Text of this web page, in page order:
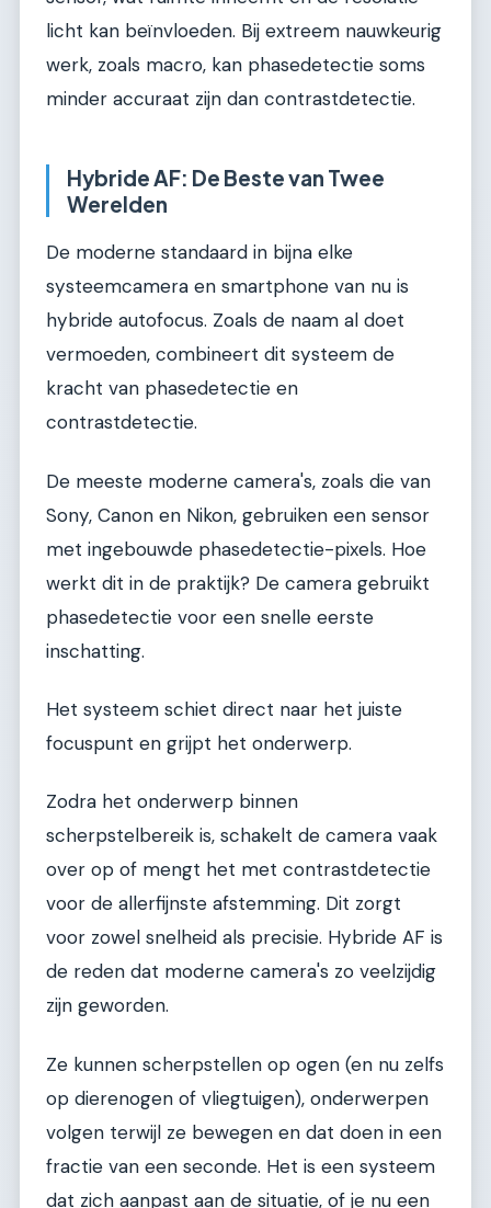
licht kan beïnvloeden. Bij extreem nauwkeurig
werk, zoals macro, kan phasedetectie soms
minder accuraat zijn dan contrastdetectie.
Hybride AF: De Beste van Twee
Werelden
De moderne standaard in bijna elke
systeemcamera en smartphone van nu is
hybride autofocus. Zoals de naam al doet
vermoeden, combineert dit systeem de
kracht van phasedetectie en
contrastdetectie.
De meeste moderne camera's, zoals die van
Sony, Canon en Nikon, gebruiken een sensor
met ingebouwde phasedetectie-pixels. Hoe
werkt dit in de praktijk? De camera gebruikt
phasedetectie voor een snelle eerste
inschatting.
Het systeem schiet direct naar het juiste
focuspunt en grijpt het onderwerp.
Zodra het onderwerp binnen
scherpstelbereik is, schakelt de camera vaak
over op of mengt het met contrastdetectie
voor de allerfijnste afstemming. Dit zorgt
voor zowel snelheid als precisie. Hybride AF is
de reden dat moderne camera's zo veelzijdig
zijn geworden.
Ze kunnen scherpstellen op ogen (en nu zelfs
op dierenogen of vliegtuigen), onderwerpen
volgen terwijl ze bewegen en dat doen in een
fractie van een seconde. Het is een systeem
dat zich aanpast aan de situatie, of je nu een